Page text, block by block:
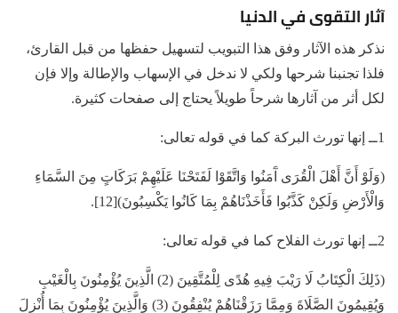
آثار التقوى في الدنيا
نذكر هذه الآثار وفق هذا التبويب لتسهيل حفظها من قبل القارئ،
فلذا تجنبنا شرحها ولكي لا ندخل في الإسهاب والإطالة وإلا فإن
لكل أثر من آثارها شرحاً طويلاً يحتاج إلى صفحات كثيرة.
1ــ إنها تورث البركة كما في قوله تعالى:
(وَلَوْ أَنَّ أَهْلَ الْقُرَى آَمَنُوا وَاتَّقَوْا لَفَتَحْنَا عَلَيْهِمْ بَرَكَاتٍ مِنَ السَّمَاءِ
وَالْأَرْضِ وَلَكِنْ كَذَّبُوا فَأَخَذْنَاهُمْ بِمَا كَانُوا يَكْسِبُونَ)[12].
2ــ إنها تورث الفلاح كما في قوله تعالى:
(ذَلِكَ الْكِتَابُ لَا رَيْبَ فِيهِ هُدًى لِلْمُتَّقِينَ (2) الَّذِينَ يُؤْمِنُونَ بِالْغَيْبِ
وَيُقِيمُونَ الصَّلَاةَ وَمِمَّا رَزَقْنَاهُمْ يُنْفِقُونَ (3) وَالَّذِينَ يُؤْمِنُونَ بِمَا أُنْزِلَ